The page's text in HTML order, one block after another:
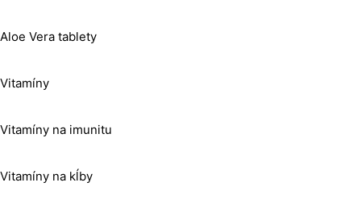
Aloe Vera tablety
Vitamíny
Vitamíny na imunitu
Vitamíny na kĺby